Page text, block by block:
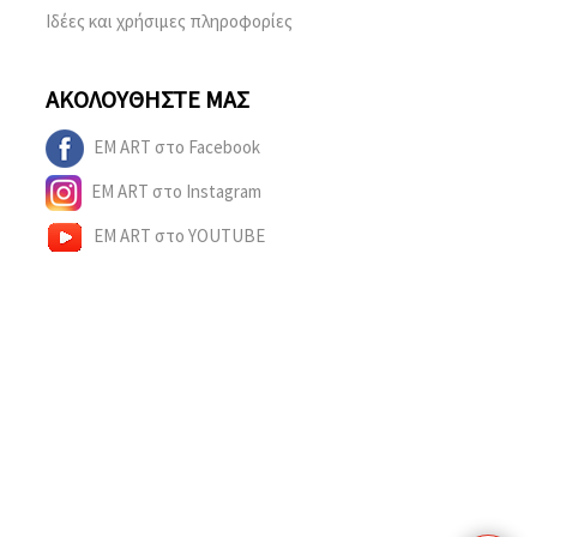
Ιδέες και χρήσιμες πληροφορίες
ΑΚΟΛΟΥΘΉΣΤΕ ΜΑΣ
EM ART στο Facebook
EM ART στο Instagram
EM ART στο YOUTUBE